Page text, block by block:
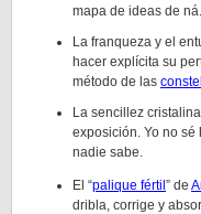
mapa de ideas de ná.
La franqueza y el
hacer explícita su
método de las
La sencillez
exposición. Yo no
nadie sabe.
El “palique fértil ” de
dribla, corrige y